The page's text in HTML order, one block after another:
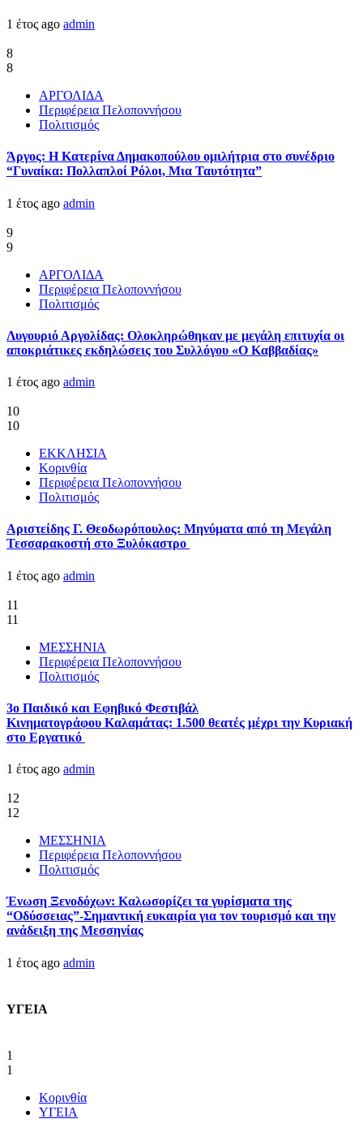
1 έτος ago admin
8
8
ΑΡΓΟΛΙΔΑ
Περιφέρεια Πελοποννήσου
Πολιτισμός
Άργος: Η Κατερίνα Δημακοπούλου ομιλήτρια στο συνέδριο
“Γυναίκα: Πολλαπλοί Ρόλοι, Μια Ταυτότητα”
1 έτος ago admin
9
9
ΑΡΓΟΛΙΔΑ
Περιφέρεια Πελοποννήσου
Πολιτισμός
Λυγουριό Αργολίδας: Ολοκληρώθηκαν με μεγάλη επιτυχία οι
αποκριάτικες εκδηλώσεις του Συλλόγου «Ο Καββαδίας»
1 έτος ago admin
10
10
ΕΚΚΛΗΣΙΑ
Κορινθία
Περιφέρεια Πελοποννήσου
Πολιτισμός
Αριστείδης Γ. Θεοδωρόπουλος: Μηνύματα από τη Μεγάλη
Τεσσαρακοστή στο Ξυλόκαστρο
1 έτος ago admin
11
11
ΜΕΣΣΗΝΙΑ
Περιφέρεια Πελοποννήσου
Πολιτισμός
3ο Παιδικό και Εφηβικό Φεστιβάλ
Κινηματογράφου Καλαμάτας: 1.500 θεατές μέχρι την Κυριακή
στο Εργατικό
1 έτος ago admin
12
12
ΜΕΣΣΗΝΙΑ
Περιφέρεια Πελοποννήσου
Πολιτισμός
Ένωση Ξενοδόχων: Καλωσορίζει τα γυρίσματα της
“Οδύσσειας”-Σημαντική ευκαιρία για τον τουρισμό και την
ανάδειξη της Μεσσηνίας
1 έτος ago admin
ΥΓΕΙΑ
1
1
Κορινθία
ΥΓΕΙΑ